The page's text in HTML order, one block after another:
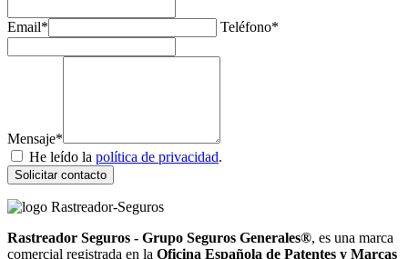
Email* Teléfono*
Mensaje*
He leído la política de privacidad.
Solicitar contacto
Rastreador Seguros - Grupo Seguros Generales®, es una marca
comercial registrada en la Oficina Española de Patentes y Marcas